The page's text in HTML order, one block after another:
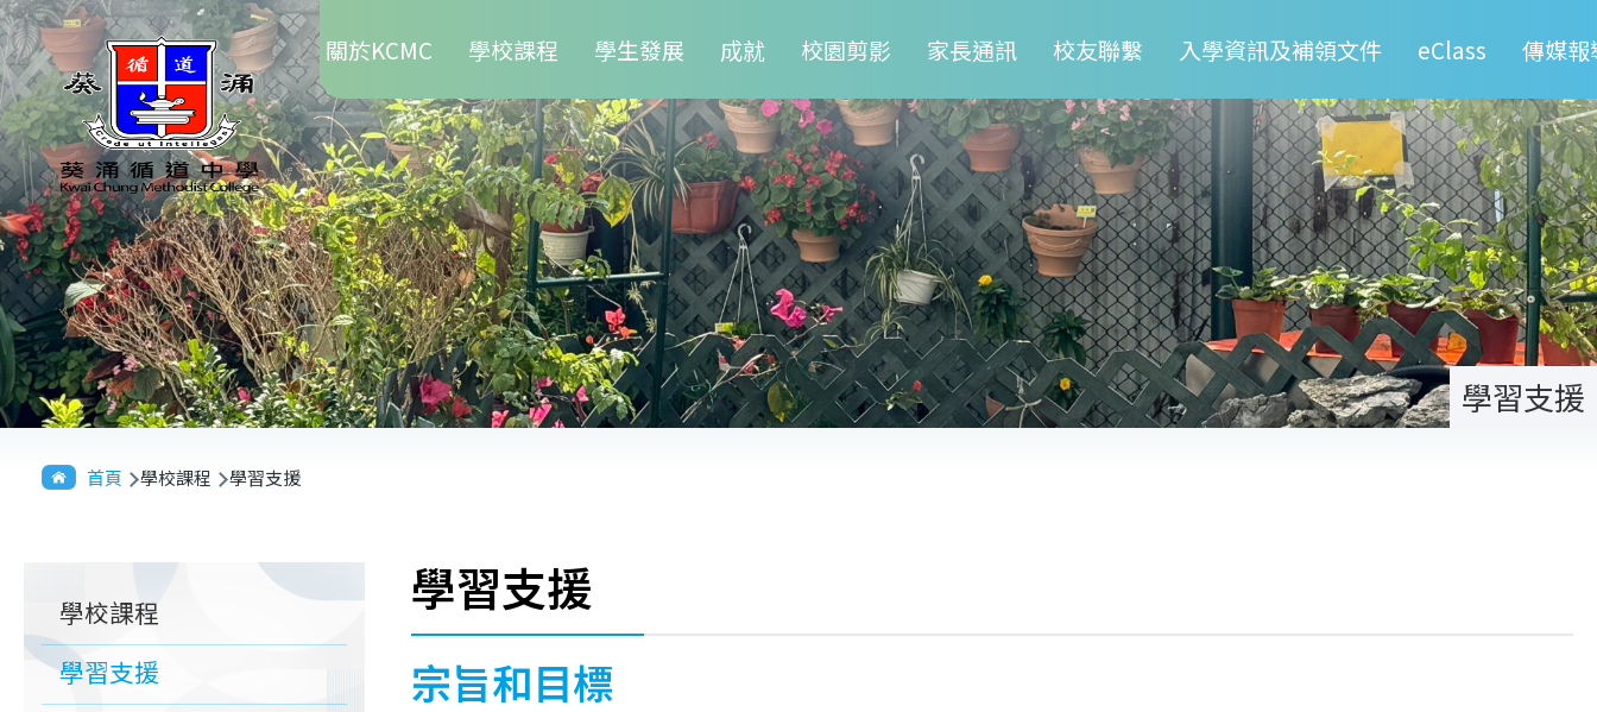
移至主內容 Main
navigation
關於KCMC 學校課程 學生發展 成就 校園剪影 家長通訊 校友聯繫 入學資訊及補領文件 eClass 傳媒報
學習支援
導
航
結
首頁 學校課程 學習支援
學習支援
宗旨和目標
navigation
學校課程
學習支援